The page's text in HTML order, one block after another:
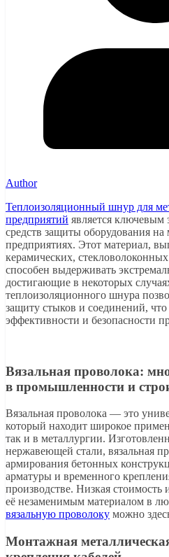
Author
Теплоизоляционный шнур для
предприятий является ключевым
средств защиты оборудования на
предприятиях. Этот материал,
керамических,
способен выдерживать
достигающие в некоторых
теплоизоляционного шнура
защиту стыков и соединений,
эффективности и безопасности
Вязальная проволока:
в промышленности и
Вязальная проволока — это
который находит широкое
так и в металлургии.
нержавеющей стали, вязальная
армирования бетонных
арматуры и временного
производстве. Низкая стоимость
её незаменимым материалом в
вязальную проволоку можно
Монтажная